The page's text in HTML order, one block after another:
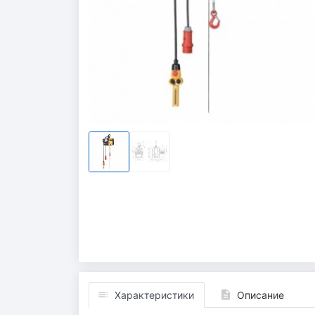
Характеристики Описание